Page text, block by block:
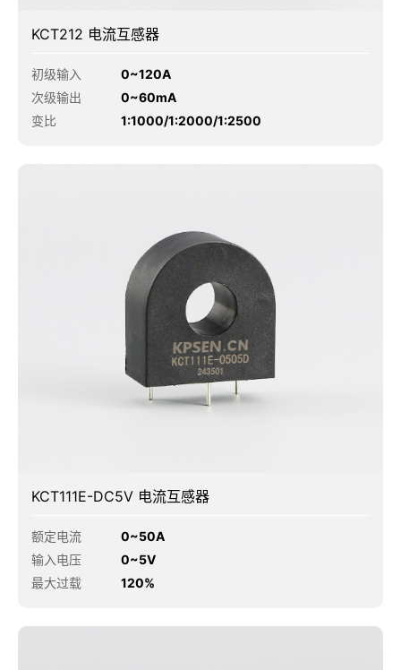
KCT212 电流互感器
初级输入
0~120A
次级输出
0~60mA
变比
1:1000/1:2000/1:2500
KCT111E-DC5V 电流互感器
额定电流
0~50A
输入电压
0~5V
最大过载
120%